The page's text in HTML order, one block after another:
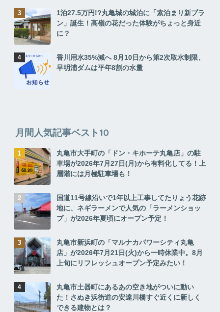
1泊27.5万円!?丸亀城の城泊に「素泊まり新プラ
ン」誕生！高嶺の花だった体験がちょっと身近
に？
香川用水35%減へ 8月10日から第2次取水制限、
早明浦ダムは平年8割の水量
月間人気記事ベスト10
丸亀市大手町の「ドン・キホーテ丸亀店」の駐
車場が2026年7月27日(月)から有料化してる！上
層階には月極駐車場も！
国道11号線沿いで1年以上工事してたりょう花跡
地に、ネギラーメンで人気の「ラーメンショッ
プ」が2026年夏頃にオープン予定！
丸亀市新浜町の「マルナカパワーシティ丸亀
店」が2026年7月21日(火)から一時休業中。8月
上旬にリフレッシュオープン予定みたい！
丸亀市土器町にあるあの空き地がついに動い
た！さぬき浜街道の安達川橋すぐ近くに新しく
できる建物とは？